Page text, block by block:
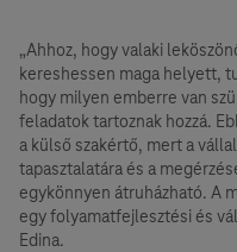
„Ahhoz, hogy valaki
kereshessen maga helyett,
hogy milyen emberre van
feladatok tartoznak hozzá.
a külső szakértő, mert a
tapasztalatára és a
egykönnyen átruházható. A
egy folyamatfejlesztési és
Edina.